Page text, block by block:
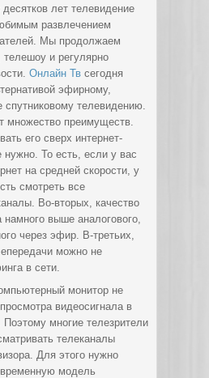
лет телевидение
развлечением
Мы продолжаем
и регулярно
. Онлайн Тв сегодня
эфирному,
спутниковому телевидению.
множество преимуществ.
его сверх интернет-
То есть, если у вас
на средней скорости, у
смотреть все
Во-вторых, качество
намного выше аналогового,
через эфир. В-третьих,
можно не
в сети.
монитор не
видеосигнала в
многие телезрители
телеканалы
Для этого нужно
модель